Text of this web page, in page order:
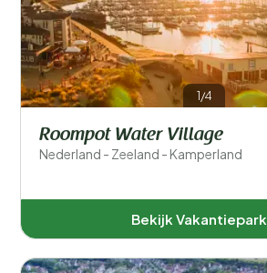
1/4
Roompot Water Village
Nederland - Zeeland - Kamperland
Bekijk Vakantiepark